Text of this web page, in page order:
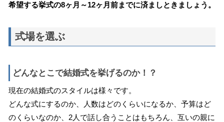
希望する挙式の8ヶ月～12ヶ月前までに済ましときましょう。
式場を選ぶ
どんなとこで結婚式を挙げるのか！？
現在の結婚式のスタイルは様々です。
どんな式にするのか、人数はどのくらいになるか、予算はど
のくらいなのか、2人で話し合うことはもちろん、互いの親に